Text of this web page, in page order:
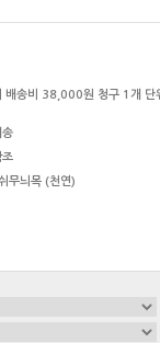
배송비 38,000원 청구 1개
송
조
무늬목 (천연)